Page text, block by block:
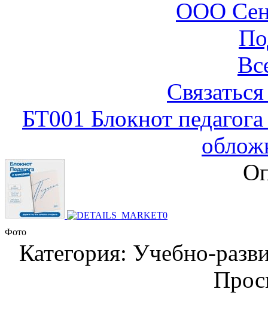
ООО
БТ001 Блокнот
Фото
Категория: Учебно-